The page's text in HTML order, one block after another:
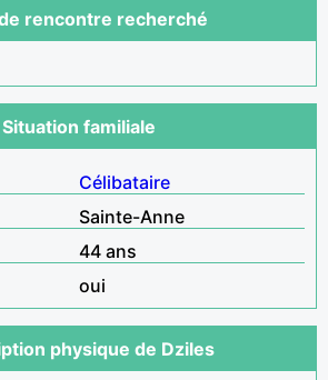
rencontre recherché
Situation familiale
Célibataire
Sainte-Anne
44 ans
oui
physique de Dziles